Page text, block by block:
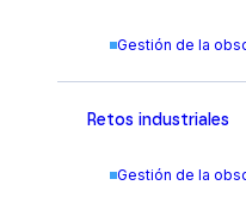
Gestión de la
Retos industriales
Gestión de la